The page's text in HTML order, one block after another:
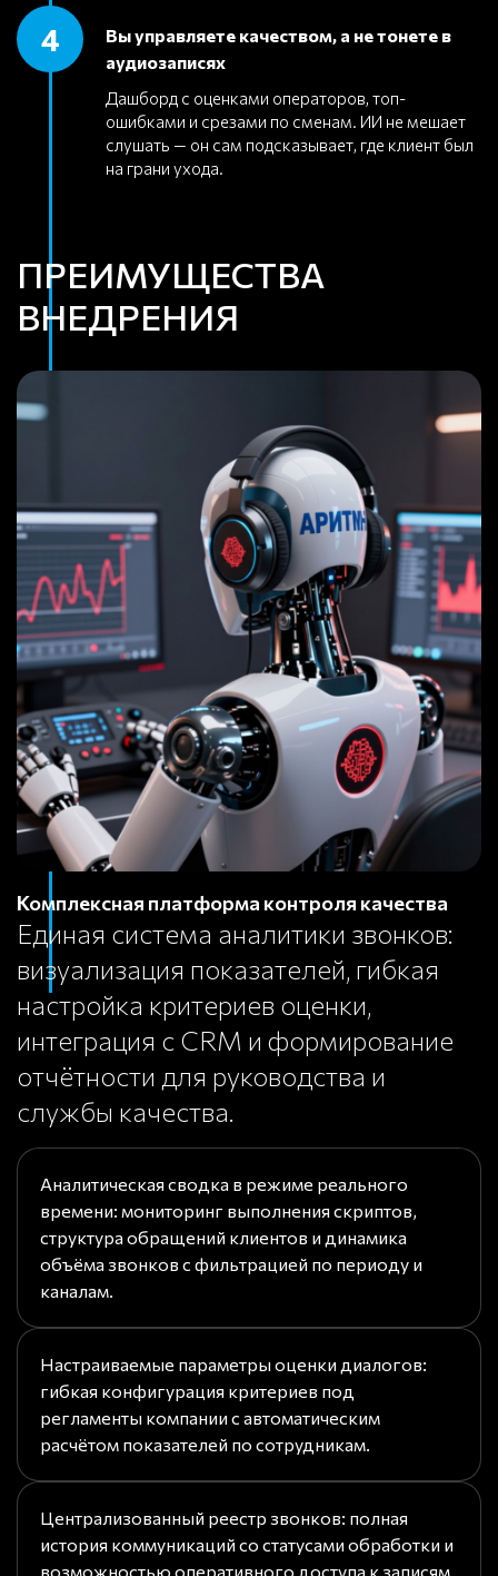
4
Вы управляете качеством, а не тонете в
аудиозаписях
Дашборд с оценками операторов, топ-
ошибками и срезами по сменам. ИИ не мешает
слушать — он сам подсказывает, где клиент был
на грани ухода.
ПРЕИМУЩЕСТВА
ВНЕДРЕНИЯ
Комплексная платформа контроля качества
Единая система аналитики звонков:
визуализация показателей, гибкая
настройка критериев оценки,
интеграция с CRM и формирование
отчётности для руководства и
службы качества.
Аналитическая сводка в режиме реального
времени: мониторинг выполнения скриптов,
структура обращений клиентов и динамика
объёма звонков с фильтрацией по периоду и
каналам.
Настраиваемые параметры оценки диалогов:
гибкая конфигурация критериев под
регламенты компании с автоматическим
расчётом показателей по сотрудникам.
Централизованный реестр звонков: полная
история коммуникаций со статусами обработки и
возможностью оперативного доступа к записям.